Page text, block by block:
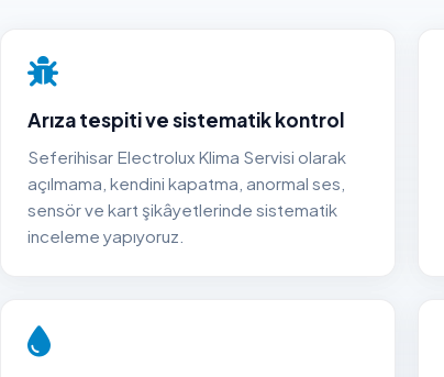
Arıza tespiti ve sistematik kontrol
Seferihisar Electrolux Klima Servisi olarak
açılmama, kendini kapatma, anormal ses,
sensör ve kart şikâyetlerinde sistematik
inceleme yapıyoruz.